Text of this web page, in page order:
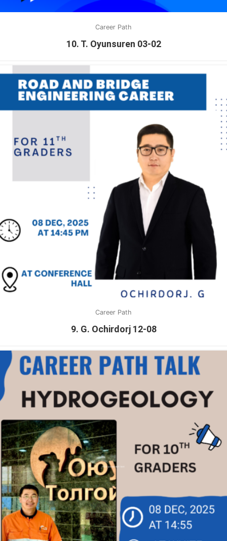
Career Path
10. T. Oyunsuren 03-02
Career Path
9. G. Ochirdorj 12-08